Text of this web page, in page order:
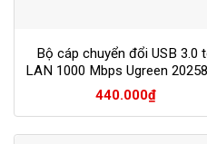
Bộ cáp chuyển đổi USB 3.0
LAN 1000 Mbps Ugreen
nhôm
440.000₫